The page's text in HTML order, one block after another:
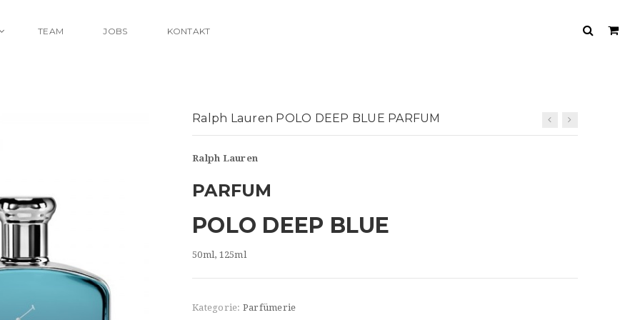
TEAM JOBS KONTAKT
Ralph Lauren POLO DEEP BLUE PARFUM
Ralph Lauren
PARFUM
POLO DEEP BLUE
50ml, 125ml
Kategorie: Parfümerie